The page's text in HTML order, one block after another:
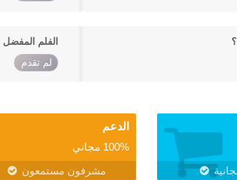
الفلم المفضل
لم تقدم
الدعم
100% مجاني
مشرفون مستمعون